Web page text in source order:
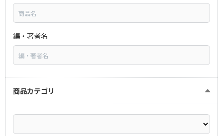
編・著者名
商品カテゴリ